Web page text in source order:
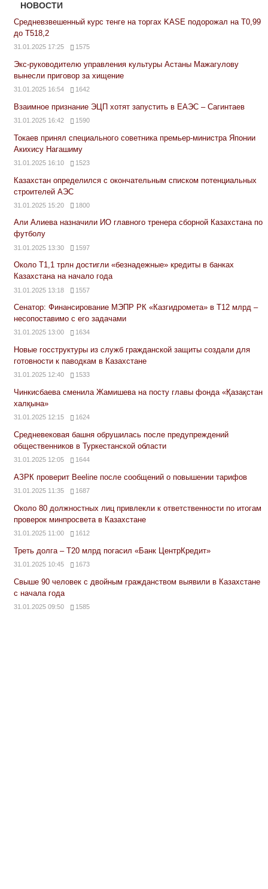
НОВОСТИ
Средневзвешенный курс тенге на торгах KASE подорожал на Т0,99
до Т518,2
31.01.2025 17:25 1575
Экс-руководителю управления культуры Астаны Мажагулову
вынесли приговор за хищение
31.01.2025 16:54 1642
Взаимное признание ЭЦП хотят запустить в ЕАЭС – Сагинтаев
31.01.2025 16:42 1590
Токаев принял специального советника премьер-министра Японии
Акихису Нагашиму
31.01.2025 16:10 1523
Казахстан определился с окончательным списком потенциальных
строителей АЭС
31.01.2025 15:20 1800
Али Алиева назначили ИО главного тренера сборной Казахстана по
футболу
31.01.2025 13:30 1597
Около Т1,1 трлн достигли «безнадежные» кредиты в банках
Казахстана на начало года
31.01.2025 13:18 1557
Сенатор: Финансирование МЭПР РК «Казгидромета» в Т12 млрд –
несопоставимо с его задачами
31.01.2025 13:00 1634
Новые госструктуры из служб гражданской защиты создали для
готовности к паводкам в Казахстане
31.01.2025 12:40 1533
Чинкисбаева сменила Жамишева на посту главы фонда «Қазақстан
халқына»
31.01.2025 12:15 1624
Средневековая башня обрушилась после предупреждений
общественников в Туркестанской области
31.01.2025 12:05 1644
АЗРК проверит Beeline после сообщений о повышении тарифов
31.01.2025 11:35 1687
Около 80 должностных лиц привлекли к ответственности по итогам
проверок минпросвета в Казахстане
31.01.2025 11:00 1612
Треть долга – Т20 млрд погасил «Банк ЦентрКредит»
31.01.2025 10:45 1673
Свыше 90 человек с двойным гражданством выявили в Казахстане
с начала года
31.01.2025 09:50 1585